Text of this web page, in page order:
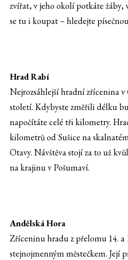
zvířat, v jeho okolí potkáte žáby,
se tu i koupat – hledejte
Hrad Rabí
Nejrozsáhlejší hradní zřícenina v
století. Kdybyste změřili délku
napočítáte celé tři kilometry.
kilometrů od Sušice na
Otavy. Návštěva stojí za to už
na krajinu v Pošumaví.
Andělská Hora
Zříceninu hradu z přelomu 14. a
stejnojmenným městečkem. Její